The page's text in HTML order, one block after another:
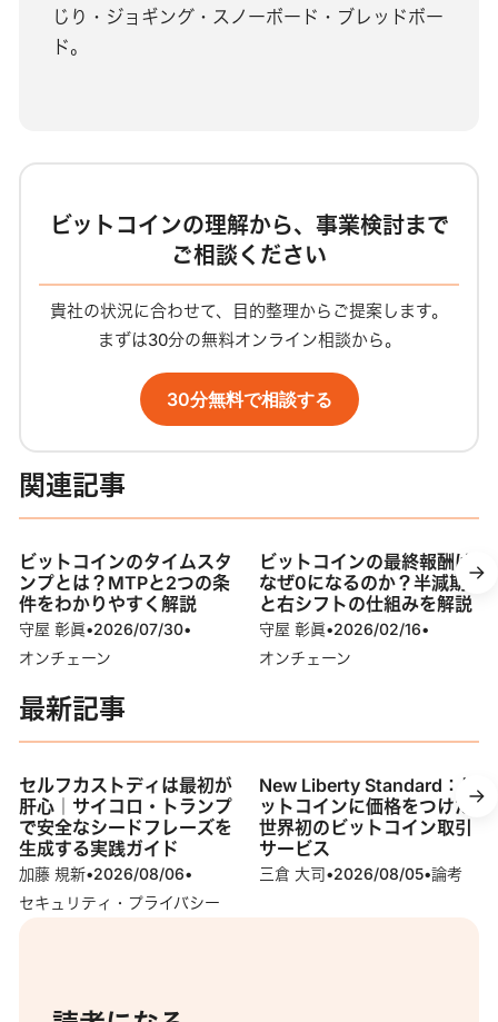
じり・ジョギング・スノーボード・ブレッドボー
ド。
ビットコインの理解から、事業検討まで
ご相談ください
貴社の状況に合わせて、目的整理からご提案します。
まずは30分の無料オンライン相談から。
30分無料で相談する
関連記事
ビットコインのタイムスタ
ンプとは？MTPと2つの条
件をわかりやすく解説
守屋 彰眞•2026/07/30•
オンチェーン
ビットコインの最終報酬は
なぜ0になるのか？半減期
と右シフトの仕組みを解説
守屋 彰眞•2026/02/16•
オンチェーン
最新記事
セルフカストディは最初が
肝心｜サイコロ・トランプ
で安全なシードフレーズを
生成する実践ガイド
加藤 規新•2026/08/06•
セキュリティ・プライバシー
New Liberty Standard：ビ
ットコインに価格をつけた
世界初のビットコイン取引
サービス
三倉 大司•2026/08/05•論考